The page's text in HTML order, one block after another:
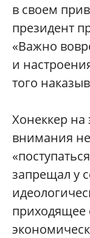
в своем
президент
«Важно
и
того
Хонеккер на
внимания
запрещал у
приходящее